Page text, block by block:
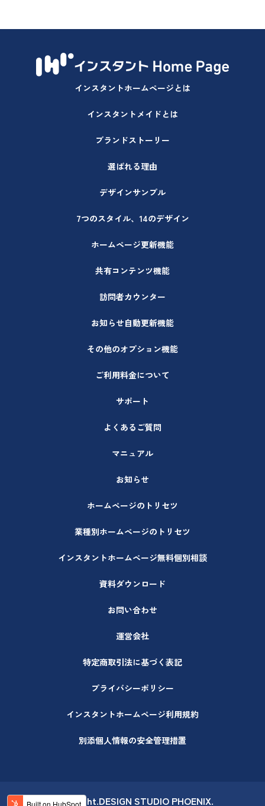
インスタントホームページとは
インスタントメイドとは
ブランドストーリー
選ばれる理由
デザインサンプル
7つのスタイル、14のデザイン
ホームページ更新機能
共有コンテンツ機能
訪問者カウンター
お知らせ自動更新機能
その他のオプション機能
ご利用料金について
サポート
よくあるご質問
マニュアル
お知らせ
ホームページのトリセツ
業種別ホームページのトリセツ
インスタントホームページ無料個別相談
資料ダウンロード
お問い合わせ
運営会社
特定商取引法に基づく表記
プライバシーポリシー
インスタントホームページ利用規約
別添個人情報の安全管理措置
CopyRight.DESIGN STUDIO PHOENIX.